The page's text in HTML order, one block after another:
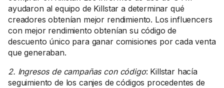
ayudaron al equipo de Killstar a determinar qué
creadores obtenían mejor rendimiento. Los influencers
con mejor rendimiento obtenían su código de
descuento único para ganar comisiones por cada venta
que generaban.
2. Ingresos de campañas con código: Killstar hacía
seguimiento de los canjes de códigos procedentes de